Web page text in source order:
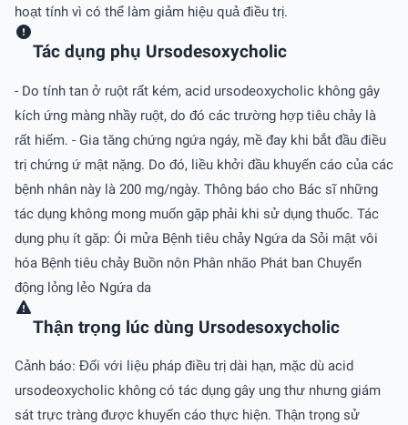
hoạt tính vì có thể làm giảm hiệu quả điều trị.
Tác dụng phụ Ursodesoxycholic
- Do tính tan ở ruột rất kém, acid ursodeoxycholic không gây
kích ứng màng nhầy ruột, do đó các trường hợp tiêu chảy là
rất hiếm. - Gia tăng chứng ngứa ngáy, mề đay khi bắt đầu điều
trị chứng ứ mật nặng. Do đó, liều khởi đầu khuyến cáo của các
bệnh nhân này là 200 mg/ngày. Thông báo cho Bác sĩ những
tác dụng không mong muốn gặp phải khi sử dụng thuốc. Tác
dụng phụ ít gặp: Ói mửa Bệnh tiêu chảy Ngứa da Sỏi mật vôi
hóa Bệnh tiêu chảy Buồn nôn Phân nhão Phát ban Chuyển
động lỏng lẻo Ngứa da
Thận trọng lúc dùng Ursodesoxycholic
Cảnh báo: Đối với liệu pháp điều trị dài hạn, mặc dù acid
ursodeoxycholic không có tác dụng gây ung thư nhưng giám
sát trực tràng được khuyến cáo thực hiện. Thận trọng sử